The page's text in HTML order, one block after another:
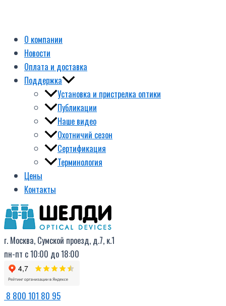
О компании
Новости
Оплата и доставка
Поддержка
Установка и пристрелка оптики
Публикации
Наше видео
Охотничий сезон
Сертификация
Терминология
Цены
Контакты
г. Москва, Сумской проезд, д.7, к.1
пн-пт с 10:00 до 18:00
8 800 101 80 95